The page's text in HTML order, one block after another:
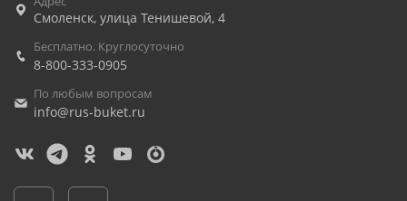
Смоленск, улица Тенишевой, 4
Бесплатно. Круглосуточно
8-800-333-0905
По любым вопросам
info@rus-buket.ru